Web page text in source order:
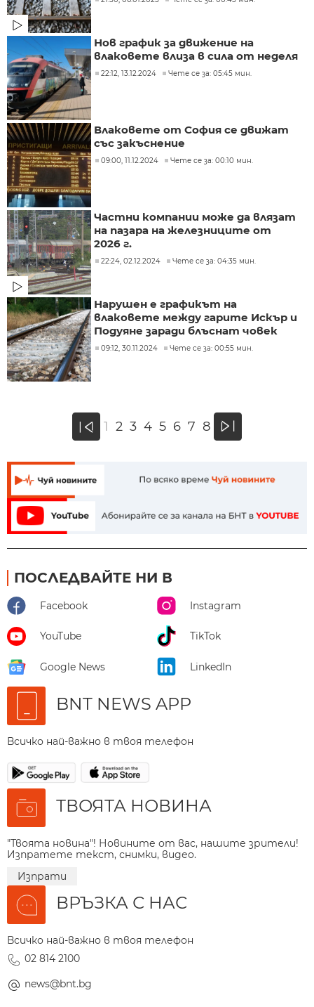
Нов график за движение на
влаковете влиза в сила от неделя
22:12, 13.12.2024 Чете се за: 05:45 мин.
Влаковете от София се движат
със закъснение
09:00, 11.12.2024 Чете се за: 00:10 мин.
Частни компании може да влязат
на пазара на железниците от
2026 г.
22:24, 02.12.2024 Чете се за: 04:35 мин.
Нарушен е графикът на
влаковете между гарите Искър и
Подуяне заради блъснат човек
09:12, 30.11.2024 Чете се за: 00:55 мин.
« 1 2 3 4 5 6 7 8 »
ПОСЛЕДВАЙТЕ НИ В
Facebook Instagram
YouTube TikTok
Google News LinkedIn
BNT NEWS APP
Всичко най-важно в твоя телефон
ТВОЯТА НОВИНА
"Твоята новина"! Новините от вас, нашите зрители!
Изпратете текст, снимки, видео.
Изпрати
ВРЪЗКА С НАС
Всичко най-важно в твоя телефон
02 814 2100
news@bnt.bg